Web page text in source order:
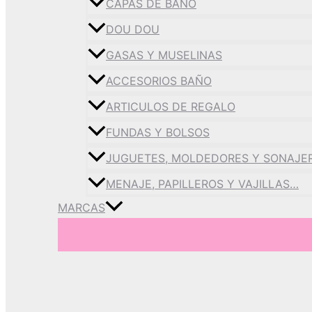
CAPAS DE BAÑO
DOU DOU
GASAS Y MUSELINAS
ACCESORIOS BAÑO
ARTICULOS DE REGALO
FUNDAS Y BOLSOS
JUGUETES, MOLDEDORES Y
MENAJE, PAPILLEROS Y VAJILLAS…
MARCAS